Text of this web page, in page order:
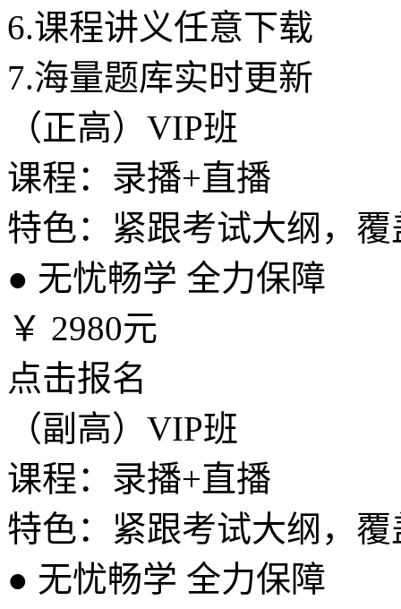
6.课程讲义任意下载
7.海量题库实时更新
（正高）VIP班
课程：录播+直播
特色：紧跟考试大纲，
● 无忧畅学 全力保障
￥ 2980元
点击报名
（副高）VIP班
课程：录播+直播
特色：紧跟考试大纲，
● 无忧畅学 全力保障